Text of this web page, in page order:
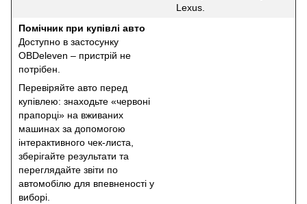
Lexus.
Помічник при купівлі авто
Доступно в застосунку
OBDeleven – пристрій не
потрібен.
Перевіряйте авто перед
купівлею: знаходьте «червоні
прапорці» на вживаних
машинах за допомогою
інтерактивного чек-листа,
зберігайте результати та
переглядайте звіти по
автомобілю для впевненості у
виборі.